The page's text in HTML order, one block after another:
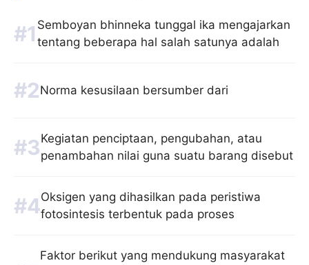
Semboyan bhinneka tunggal ika mengajarkan
tentang beberapa hal salah satunya adalah
Norma kesusilaan bersumber dari
Kegiatan penciptaan, pengubahan, atau
penambahan nilai guna suatu barang disebut
Oksigen yang dihasilkan pada peristiwa
fotosintesis terbentuk pada proses
Faktor berikut yang mendukung masyarakat